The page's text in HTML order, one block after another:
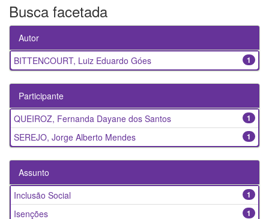
Busca facetada
Autor
1
BITTENCOURT, Luiz Eduardo Góes
Participante
1
QUEIROZ, Fernanda Dayane dos Santos
1
SEREJO, Jorge Alberto Mendes
Assunto
1
Inclusão Social
1
Isenções